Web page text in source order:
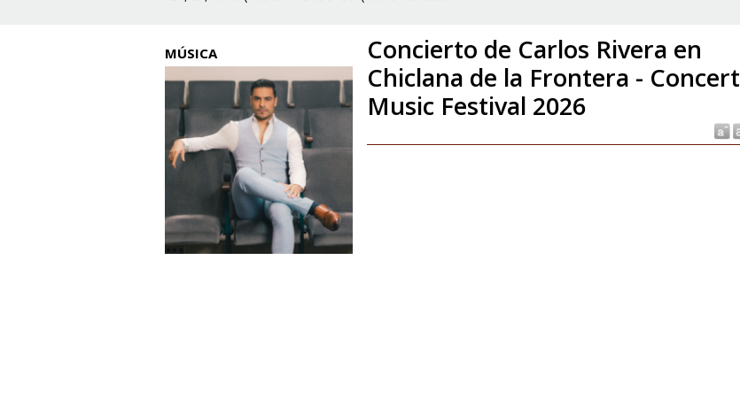
MÚSICA
Concierto de Carlos Rivera en
Chiclana de la Frontera - Concert
Music Festival 2026